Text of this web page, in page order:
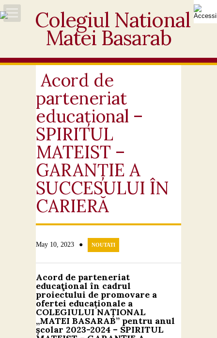
Acasă
Noutăți
Personal
Activități educative
Elevi
Ofertă
Acord de
parteneriat
educațional –
SPIRITUL
MATEIST –
GARANȚIE A
SUCCESULUI ÎN
CARIERĂ
May 10, 2023 ● NOUTATI
Acord de parteneriat
educaţional în cadrul
proiectului de promovare a
ofertei educaționale a
COLEGIULUI NAȚIONAL
„MATEI BASARAB” pentru anul
școlar 2023-2024 – SPIRITUL